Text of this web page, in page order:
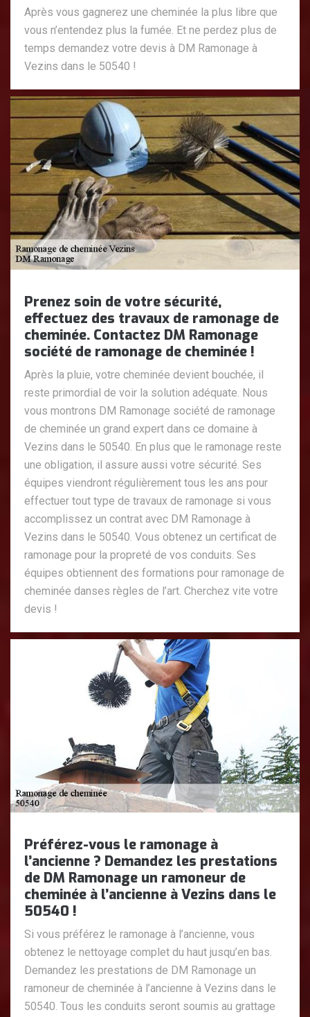
Après vous gagnerez une cheminée la plus libre que
vous n’entendez plus la fumée. Et ne perdez plus de
temps demandez votre devis à DM Ramonage à
Vezins dans le 50540 !
Prenez soin de votre sécurité,
effectuez des travaux de ramonage de
cheminée. Contactez DM Ramonage
société de ramonage de cheminée !
Après la pluie, votre cheminée devient bouchée, il
reste primordial de voir la solution adéquate. Nous
vous montrons DM Ramonage société de ramonage
de cheminée un grand expert dans ce domaine à
Vezins dans le 50540. En plus que le ramonage reste
une obligation, il assure aussi votre sécurité. Ses
équipes viendront régulièrement tous les ans pour
effectuer tout type de travaux de ramonage si vous
accomplissez un contrat avec DM Ramonage à
Vezins dans le 50540. Vous obtenez un certificat de
ramonage pour la propreté de vos conduits. Ses
équipes obtiennent des formations pour ramonage de
cheminée danses règles de l’art. Cherchez vite votre
devis !
Préférez-vous le ramonage à
l’ancienne ? Demandez les prestations
de DM Ramonage un ramoneur de
cheminée à l’ancienne à Vezins dans le
50540 !
Si vous préférez le ramonage à l’ancienne, vous
obtenez le nettoyage complet du haut jusqu’en bas.
Demandez les prestations de DM Ramonage un
ramoneur de cheminée à l’ancienne à Vezins dans le
50540. Tous les conduits seront soumis au grattage